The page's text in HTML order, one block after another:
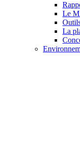
Le
La